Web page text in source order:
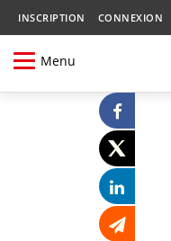
INSCRIPTION CONNEXION
Menu